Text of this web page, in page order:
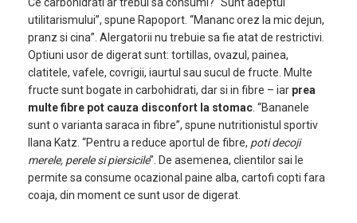
utilitarismului”, spune Rapoport. “Mananc orez la mic dejun,
pranz si cina”. Alergatorii nu trebuie sa fie atat de restrictivi.
Optiuni usor de digerat sunt: tortillas, ovazul, painea,
clatitele, vafele, covrigii, iaurtul sau sucul de fructe. Multe
fructe sunt bogate in carbohidrati, dar si in fibre – iar prea
multe fibre pot cauza disconfort la stomac . “Bananele
sunt o varianta saraca in fibre”, spune nutritionistul sportiv
Ilana Katz. “Pentru a reduce aportul de fibre, poti decoji
merele, perele si piersicile”. De asemenea, clientilor sai le
permite sa consume ocazional paine alba, cartofi copti fara
coaja, din moment ce sunt usor de digerat.